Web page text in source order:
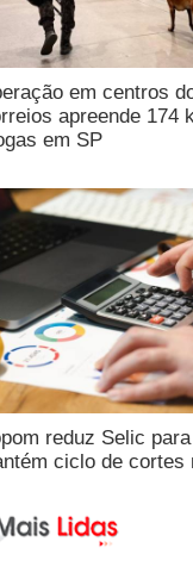
em centros
apreende 174
em SP
reduz Selic
ciclo de cortes